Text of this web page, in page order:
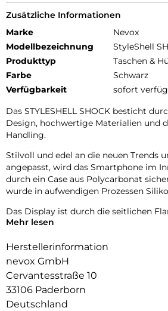
Zusätzliche Informationen
Marke
Nevox
Modellbezeichnung
StyleShell
Produkttyp
Taschen &
Farbe
Schwarz
Verfügbarkeit
sofort
Das STYLESHELL SHOCK besticht
Design, hochwertige Materialien und
Handling.
Stilvoll und edel an die neuen Trends
angepasst, wird das Smartphone im
durch ein Case aus Polycarbonat
wurde in aufwendigen Prozessen
Das Display ist durch die seitlichen
verwendet, dadurch wird ein
verhindert.
Die Anschlüsse, Knöpfe und Kamera
Hochwertiges Schmutzabweisendes
Mehr lesen
Herstellerinformation
nevox GmbH
Cervantesstraße 10
33106 Paderborn
Deutschland